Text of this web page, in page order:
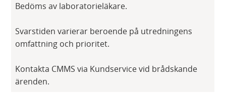
Bedöms av laboratorieläkare.
Svarstiden varierar beroende på utredningens
omfattning och prioritet.
Kontakta CMMS via Kundservice vid brådskande
ärenden.​